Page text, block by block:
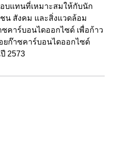
อบแทนที่เหมาะสมให้กับนัก
น สังคม และสิ่งแวดล้อม
คาร์บอนไดออกไซด์ เพื่อก้าว
ยก๊าซคาร์บอนไดออกไซด์
2573